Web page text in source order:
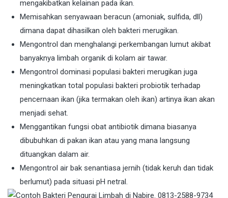
mengakibatkan kelainan pada ikan.
Memisahkan senyawaan beracun (amoniak, sulfida, dll)
dimana dapat dihasilkan oleh bakteri merugikan.
Mengontrol dan menghalangi perkembangan lumut akibat
banyaknya limbah organik di kolam air tawar.
Mengontrol dominasi populasi bakteri merugikan juga
meningkatkan total populasi bakteri probiotik terhadap
pencernaan ikan (jika termakan oleh ikan) artinya ikan akan
menjadi sehat.
Menggantikan fungsi obat antibiotik dimana biasanya
dibubuhkan di pakan ikan atau yang mana langsung
dituangkan dalam air.
Mengontrol air bak senantiasa jernih (tidak keruh dan tidak
berlumut) pada situasi pH netral.